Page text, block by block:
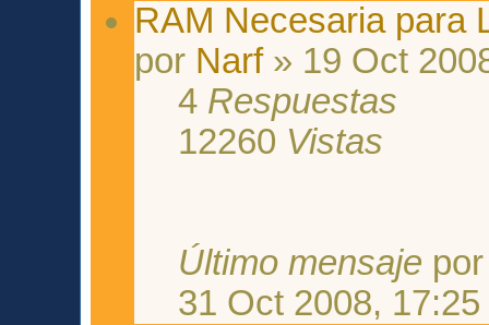
RAM Necesaria para
por Narf» 19 Oct
4 Respuestas
12260 Vistas
Último mensaje
31 Oct 2008, 17:25